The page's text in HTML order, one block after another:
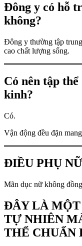
Đông y có hỗ
không?
Đông y thường tập
cao chất lượng sống.
Có nên tập
kinh?
Có.
Vận động đều đặn
ĐIỀU PHỤ
Mãn dục nữ không
ĐÂY LÀ
TỰ NHIÊN
THỂ CHUẨN